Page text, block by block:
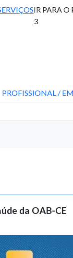
IR PARA O
3
PROFISSIONAL /
da OAB-CE